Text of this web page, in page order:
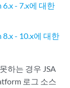
- 7.x에 대한
- 10.x에 대한
하는 경우 JSA
로그 소스